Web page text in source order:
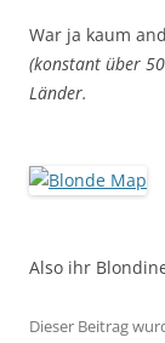
War ja kaum
(konstant über
Länder.
Also ihr
Dieser Beitrag